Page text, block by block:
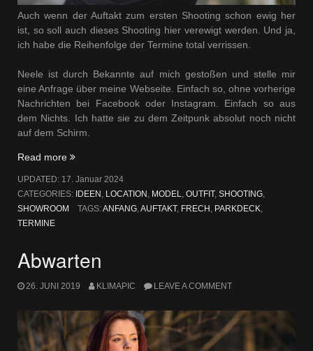
Auch wenn der Auftakt zum ersten Shooting schon ewig her
ist, so soll auch dieses Shooting hier verewigt werden. Und ja,
ich habe die Reihenfolge der Termine total verrissen.
Neele ist durch Bekannte auf mich gestoßen und stelle mir
eine Anfrage über meine Webseite. Einfach so, ohne vorherige
Nachrichten bei Facebook oder Instagram. Einfach so aus
dem Nichts. Ich hatte sie zu dem Zeitpunk absolut noch nicht
auf dem Schirm.
Read more „Neele“
UPDATED: 17. Januar 2024
CATEGORIES: IDEEN , LOCATION , MODEL, OUTFIT, SHOOTING,
SHOWROOM
TAGS:ANFANG,AUFTAKT, FRECH , PARKDECK,
TERMINE
Abwarten
26. JUNI 2019 KLIMAPIC LEAVE A COMMENT